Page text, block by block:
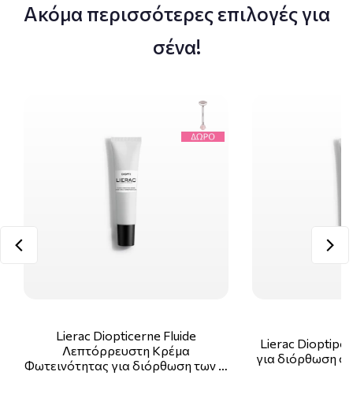
Ακόμα περισσότερες επιλογές για
σένα!
Lierac Diopticerne Fluide
Λεπτόρρευστη Κρέμα
Φωτεινότητας για διόρθωση των …
Lierac
για διόρθωση